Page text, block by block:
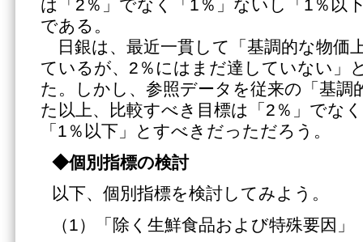
は「2％」でなく「1％」ないし「1％以
である。
日銀は、最近一貫して「基調的な物価
ているが、2％にはまだ達していない」
た。しかし、参照データを従来の「基調
た以上、比較すべき目標は「2％」でな
「1％以下」とすべきだっただろう。
◆個別指標の検討
以下、個別指標を検討してみよう。
（1）「除く生鮮食品および特殊要因」